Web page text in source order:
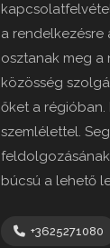
a
osztanak meg a
közösség
őket a
szemlélettel.
búcsú a lehető
+3625271080